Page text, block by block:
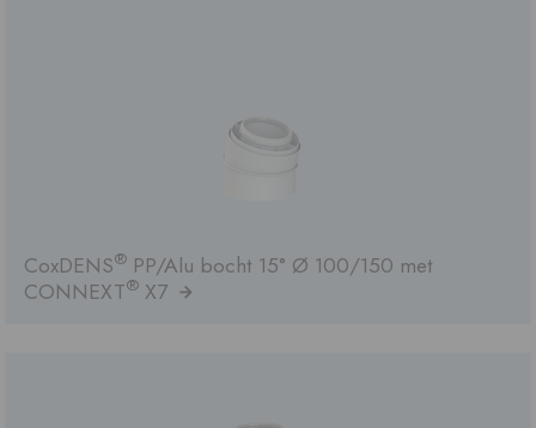
CoxDENS® PP/Alu bocht 15° Ø 100/150 met
CONNEXT® X7